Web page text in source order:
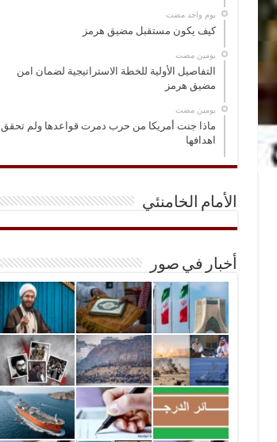
‏يوم واحد مضت
كيف يكون مستقبل مضيق هرمز
‏يومين مضت
التفاصيل الأولية للخطة الاستراتيجية لضمان امن
مضيق هرمز
‏يومين مضت
ماذا جنت أمريكا من حرب دمرت قواعدها ولم تحقق
اهدافها
الأمام الخامنئي
أخبار في صور